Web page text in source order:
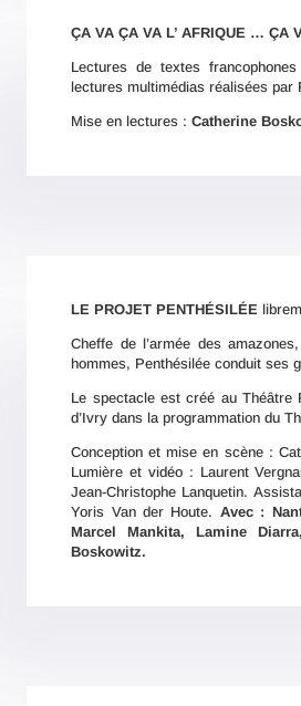
ÇA VA ÇA VA L’ AFRIQUE … ÇA
Lectures de textes
lectures multimédias réalisées par
Mise en lectures :Catherine
LE PROJET PENTHÉSILÉE
Cheffe de l’armée des
hommes, Penthésilée conduit ses
Le spectacle est créé au Théâtre
d’Ivry dans la programmation du
Conception et mise en scène :
Lumière et vidéo : Laurent
Jean-Christophe Lanquetin.
Yoris Van der Houte. Avec :
Marcel Mankita, Lamine
Boskowitz.